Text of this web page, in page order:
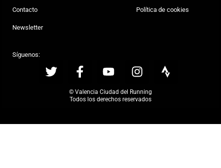
Contacto
Newsletter
Política de cookies
Síguenos:
© Valencia Ciudad del Running
Todos los derechos reservados